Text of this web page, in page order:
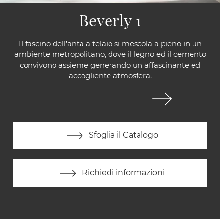
Il fascino dell’anta a telaio si mescola a pieno in un
ambiente metropolitano, dove il legno ed il cemento
convivono assieme generando un affascinante ed
accogliente atmosfera.
Sfoglia il Catalogo
Richiedi informazioni
Beverly 1